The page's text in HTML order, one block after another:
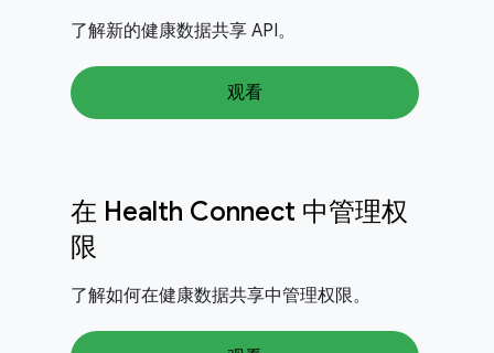
了解新的健康数据共享 API。
观看
在 Health Connect 中管理权
限
了解如何在健康数据共享中管理权限。